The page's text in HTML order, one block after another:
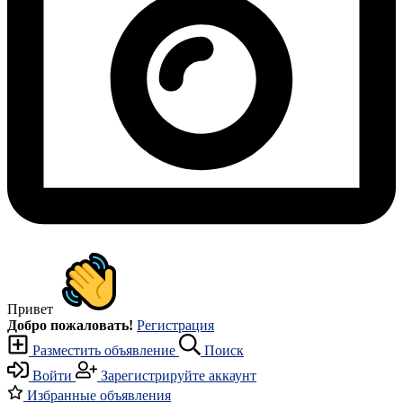
Привет
Добро пожаловать! Регистрация
Разместить объявление
Поиск
Войти
Зарегистрируйте аккаунт
Избранные объявления